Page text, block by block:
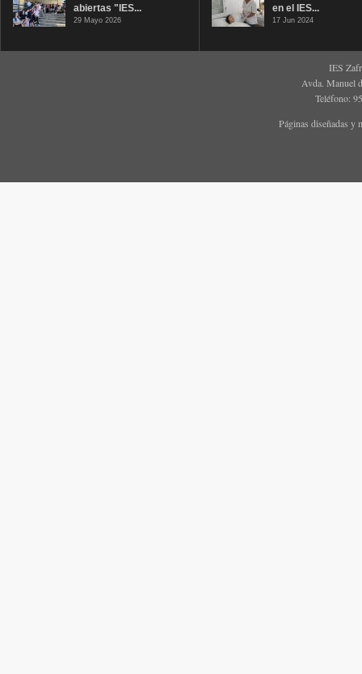
abiertas "IES...
29 Mayo 2026
en el IES...
17 Jun 2024
IES
Avda. Manuel
Teléfono:
Páginas diseñadas y